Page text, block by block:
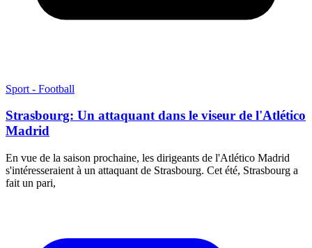
Sport - Football
Strasbourg: Un attaquant dans le viseur de l'Atlético
Madrid
En vue de la saison prochaine, les dirigeants de l'Atlético Madrid
s'intéresseraient à un attaquant de Strasbourg. Cet été, Strasbourg a
fait un pari,